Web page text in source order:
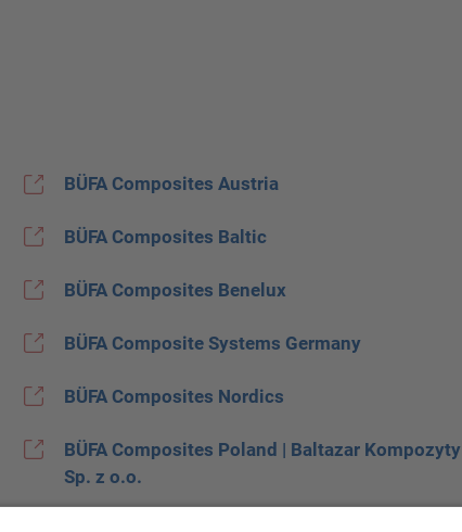
BÜFA Composites Austria
BÜFA Composites Baltic
BÜFA Composites Benelux
BÜFA Composite Systems Germany
BÜFA Composites Nordics
BÜFA Composites Poland | Baltazar Kompozyty
Sp. z o.o.